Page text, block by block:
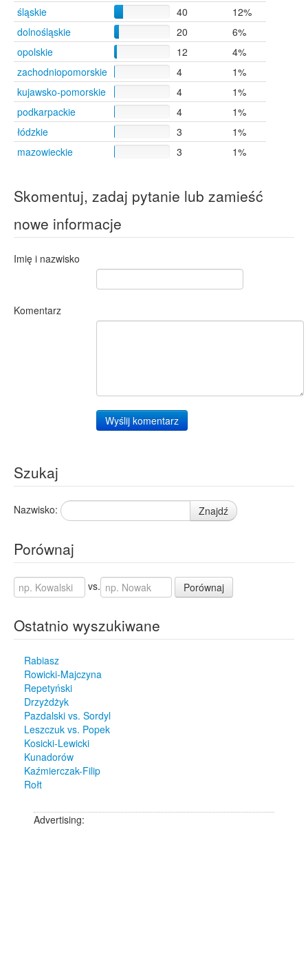
Opole
4
Stalowa Wola
4
Szczyglice
4
Tarnów
4
Łódź
Warszawa
3
Buczyna
2
Wola Dębińska
1
śląskie
40
12%
dolnośląskie
20
6%
opolskie
12
4%
zachodniopomorskie
4
1%
kujawsko-pomorskie
4
1%
podkarpackie
4
1%
łódzkie
3
1%
mazowieckie
3 1%
Skomentuj, zadaj pytanie lub zamieść
nowe informacje
Imię i nazwisko
Komentarz
Wyślij komentarz
Szukaj
Nazwisko: Znajdź
Porównaj
vs. Porównaj
Ostatnio wyszukiwane
Rabiasz
Rowicki-Majczyna
Repetyński
Drzyżdżyk
Pazdalski vs. Sordyl
Leszczuk vs. Popek
Kosicki-Lewicki
Kunadorów
Kaźmierczak-Filip
Rołt
Advertising: